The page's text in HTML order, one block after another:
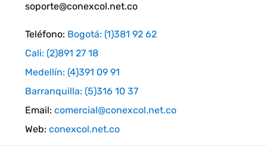
soporte@conexcol.net.co
Teléfono: Bogotá: (1)381 92 62
Cali: (2)891 27 18
Medellín: (4)391 09 91
Barranquilla: (5)316 10 37
Email: comercial@conexcol.net.co
Web: conexcol.net.co